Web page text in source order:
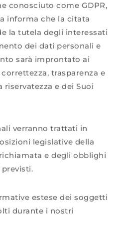
conosciuto come GDPR,
informa che la citata
la tutela degli interessati
dei dati personali e
sarà improntato ai
trasparenza e
riservatezza e dei Suoi
verranno trattati in
legislative della
e degli obblighi
estese dei soggetti
durante i nostri